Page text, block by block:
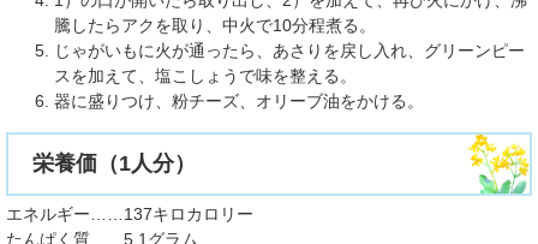
騰したらアクを取り、中火で10分程煮る。
じゃがいもに火が通ったら、あさりを戻し入れ、グリーンピー
スを加えて、塩こしょうで味を整える。
器に盛りつけ、粉チーズ、オリーブ油をかける。
​栄養価（1人分）
​エネルギー……137キロカロリー
たんぱく質……5.1グラム